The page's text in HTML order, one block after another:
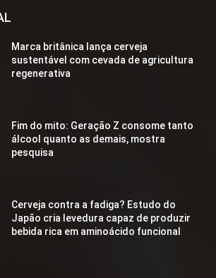
Marca britânica lança cerveja
sustentável com cevada de agricultura
regenerativa
Fim do mito: Geração Z consome tanto
álcool quanto as demais, mostra
pesquisa
Cerveja contra a fadiga? Estudo do
Japão cria levedura capaz de produzir
bebida rica em aminoácido funcional